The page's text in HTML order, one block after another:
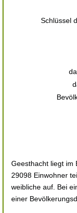
Schlüssel
Geesthacht liegt im
29098 Einwohner
weibliche auf. Bei
einer